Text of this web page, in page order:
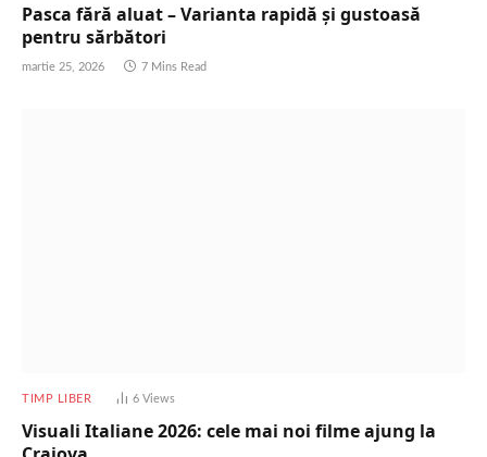
Pasca fără aluat – Varianta rapidă și gustoasă
pentru sărbători
martie 25, 2026 7 Mins Read
TIMP LIBER 6 Views
Visuali Italiane 2026: cele mai noi filme ajung la